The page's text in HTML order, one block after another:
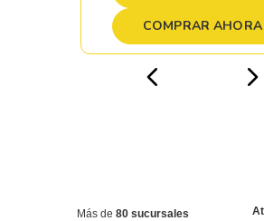
COMPRAR AHORA
Más de 80 sucursales